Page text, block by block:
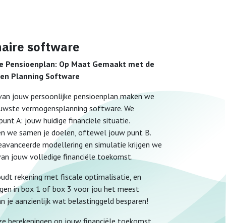
software
Pensioenplan: Op Maat Gemaakt met de
Planning Software
jouw persoonlijke pensioenplan maken we
vermogensplanning software. We
A: jouw huidige financiële situatie.
we samen je doelen, oftewel jouw punt B.
modellering en simulatie krijgen we
jouw volledige financiële toekomst.
rekening met fiscale optimalisatie, en
in box 1 of box 3 voor jou het meest
je aanzienlijk wat belastinggeld besparen!
berekeningen op jouw financiële toekomst